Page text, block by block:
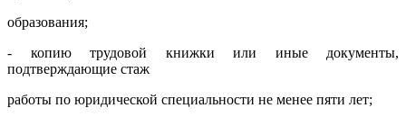
образования;
- копию трудовой книжки или иные документы,
подтверждающие стаж
работы по юридической специальности не менее пяти лет;